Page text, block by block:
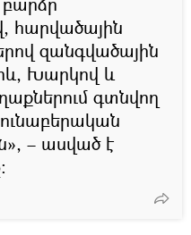
հարվածային
զանգվածային
Խարկով և
գտնվող
– ասված է